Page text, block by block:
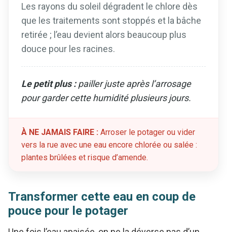
Les rayons du soleil dégradent le chlore dès
que les traitements sont stoppés et la bâche
retirée ; l’eau devient alors beaucoup plus
douce pour les racines.
Le petit plus :pailler juste après l’arrosage
pour garder cette humidité plusieurs jours.
À NE JAMAIS FAIRE : Arroser le potager ou vider
vers la rue avec une eau encore chlorée ou salée :
plantes brûlées et risque d’amende.
Transformer cette eau en coup de
pouce pour le potager